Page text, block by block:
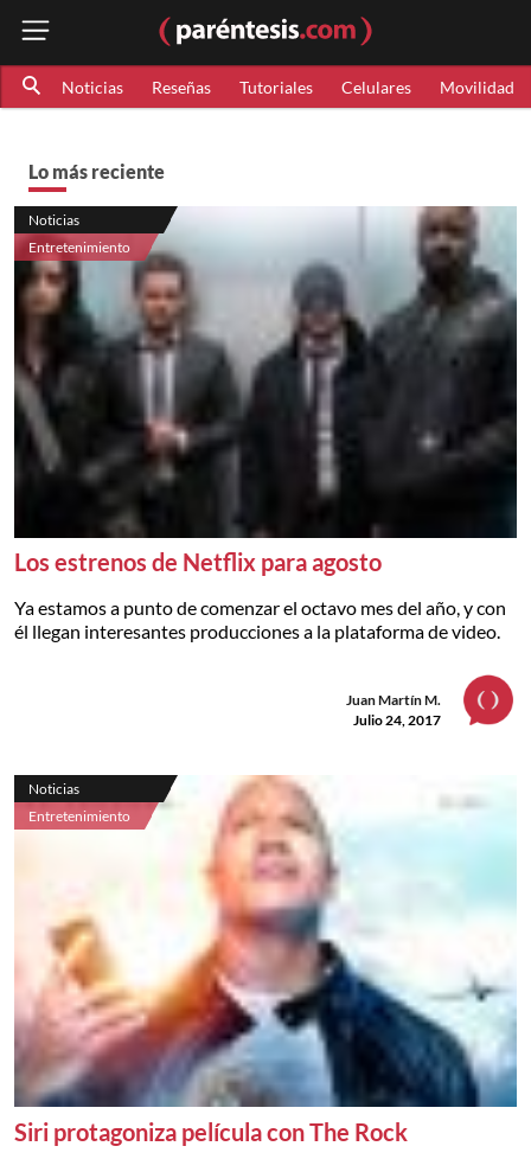
Noticias Reseñas Tutoriales Celulares Movilidad
Lo más reciente
Noticias
Entretenimiento
Los estrenos de Netflix para agosto
Ya estamos a punto de comenzar el octavo mes del año, y con
él llegan interesantes producciones a la plataforma de video.
Juan Martín M.
Julio 24, 2017
Noticias
Entretenimiento
Siri protagoniza película con The Rock